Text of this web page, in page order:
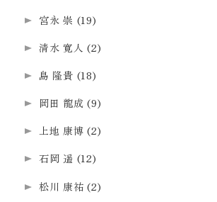
宮永 崇 (19)
清水 寛人 (2)
島 隆貴 (18)
岡田 龍成 (9)
上地 康博 (2)
石岡 遥 (12)
松川 康祐 (2)